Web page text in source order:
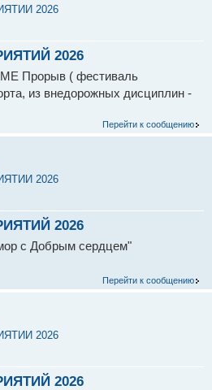
2026
2026
Прорыв ( фестиваль
из внедорожных дисциплин -
Перейти к сообщению
2026
2026
с Добрым сердцем"
Перейти к сообщению
2026
2026